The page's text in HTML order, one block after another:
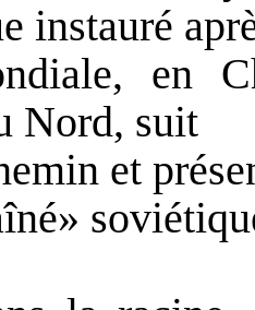
instauré
en
Nord, suit
et